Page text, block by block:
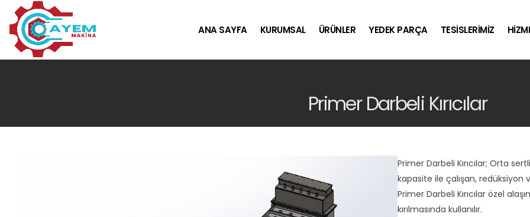
ANA SAYFA KURUMSAL ÜRÜNLER YEDEK PARÇA TESİSLERİMİZ
Primer Darbeli Kırıcılar
Primer Darbeli Kırıcılar; Orta
kapasite ile çalışan, redüksiyon
Primer Darbeli Kırıcılar özel
kırılmasında kullanılır.